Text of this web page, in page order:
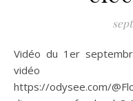
Vidéo du 1er septembre 2024 (durée 15 min) : Source
vidéo
https://odysee.com/